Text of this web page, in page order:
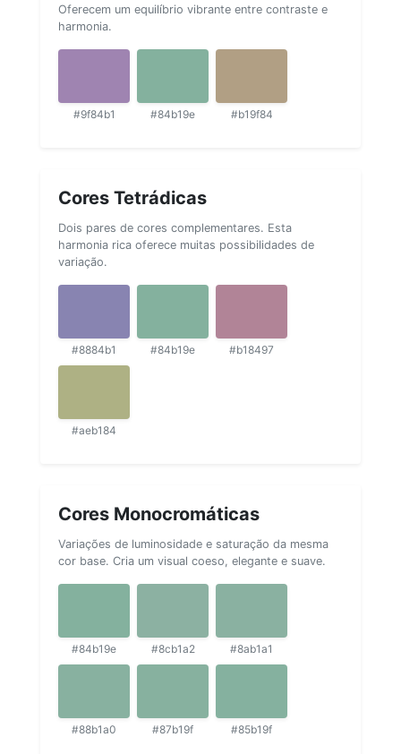
Oferecem um equilíbrio vibrante entre contraste e
harmonia.
#9f84b1 #84b19e #b19f84
Cores Tetrádicas
Dois pares de cores complementares. Esta
harmonia rica oferece muitas possibilidades de
variação.
#8884b1 #84b19e #b18497
#aeb184
Cores Monocromáticas
Variações de luminosidade e saturação da mesma
cor base. Cria um visual coeso, elegante e suave.
#84b19e #8cb1a2 #8ab1a1
#88b1a0 #87b19f #85b19f